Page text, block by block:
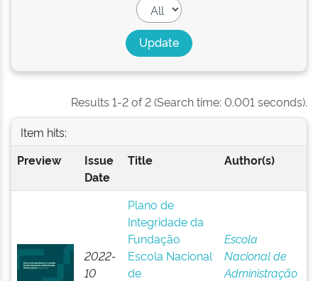
Results 1-2 of 2 (Search time: 0.001 seconds).
Item hits:
Preview
Issue
Date
Title Author(s)
2022-
10
Plano de
Integridade da
Fundação
Escola Nacional
de
Escola
Nacional de
Administração